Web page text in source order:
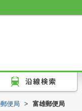
便局 > 富雄郵便局